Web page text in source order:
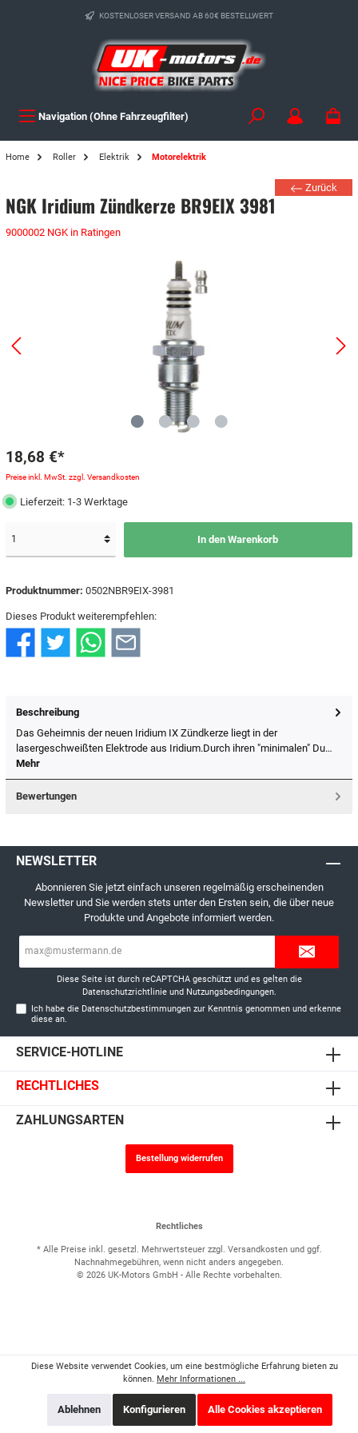
KOSTENLOSER VERSAND AB 60€ BESTELLWERT
Navigation (Ohne Fahrzeugfilter)
Home Roller Elektrik Motorelektrik
Zurück
NGK Iridium Zündkerze BR9EIX 3981
9000002 NGK in Ratingen
18,68 €*
Preise inkl. MwSt. zzgl. Versandkosten
Lieferzeit: 1-3 Werktage
In den Warenkorb
Produktnummer: 0502NBR9EIX-3981
Dieses Produkt weiterempfehlen:
Beschreibung
Das Geheimnis der neuen Iridium IX Zündkerze liegt in der
lasergeschweißten Elektrode aus Iridium.Durch ihren "minimalen" Du…
Mehr
Bewertungen
NEWSLETTER
Abonnieren Sie jetzt einfach unseren regelmäßig erscheinenden
Newsletter und Sie werden stets unter den Ersten sein, die über neue
Produkte und Angebote informiert werden.
Diese Seite ist durch reCAPTCHA geschützt und es gelten die
Datenschutzrichtlinieund Nutzungsbedingungen.
Ich habe die Datenschutzbestimmungen zur Kenntnis genommen und erkenne
diese an.
SERVICE-HOTLINE
RECHTLICHES
ZAHLUNGSARTEN
Bestellung widerrufen
Rechtliches
* Alle Preise inkl. gesetzl. Mehrwertsteuer zzgl. Versandkostenund ggf.
Nachnahmegebühren, wenn nicht anders angegeben.
© 2026 UK-Motors GmbH - Alle Rechte vorbehalten.
Diese Website verwendet Cookies, um eine bestmögliche Erfahrung bieten zu
können. Mehr Informationen ...
Ablehnen Konfigurieren Alle Cookies akzeptieren